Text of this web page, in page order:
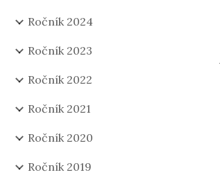
Ročník 2024
Ročník 2023
Ročník 2022
Ročník 2021
Ročník 2020
Ročník 2019